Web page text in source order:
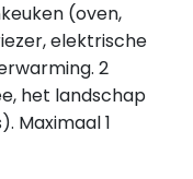
(oven,
elektrische
2
het landschap
Maximaal 1